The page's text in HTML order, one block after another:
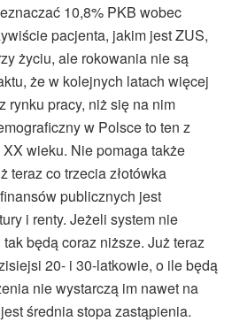
10,8% PKB wobec
pacjenta, jakim jest ZUS,
życiu, ale rokowania nie są
że w kolejnych latach więcej
rynku pracy, niż się na nim
w Polsce to ten z
wieku. Nie pomaga także
teraz co trzecia złotówka
publicznych jest
i renty. Jeżeli system nie
będą coraz niższe. Już teraz
20- i 30-latkowie, o ile będą
nie wystarczą im nawet na
średnia stopa zastąpienia.